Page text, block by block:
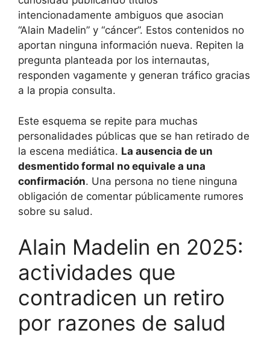
intencionadamente ambiguos que asocian
“Alain Madelin” y “cáncer”. Estos contenidos no
aportan ninguna información nueva. Repiten la
pregunta planteada por los internautas,
responden vagamente y generan tráfico gracias
a la propia consulta.
Este esquema se repite para muchas
personalidades públicas que se han retirado de
la escena mediática. La ausencia de un
desmentido formal no equivale a una
confirmación. Una persona no tiene ninguna
obligación de comentar públicamente rumores
sobre su salud.
Alain Madelin en 2025:
actividades que
contradicen un retiro
por razones de salud